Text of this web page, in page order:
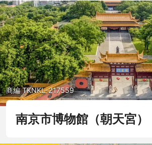
商編 TKNKL-217559
南京市博物館（朝天宮）